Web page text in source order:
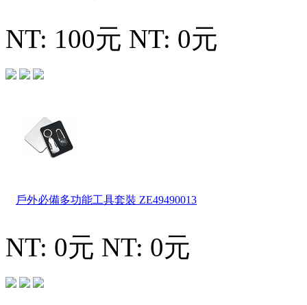
NT: 100元 NT: 0元
戶外必備多功能工具套裝 ZE49490013
NT: 0元 NT: 0元